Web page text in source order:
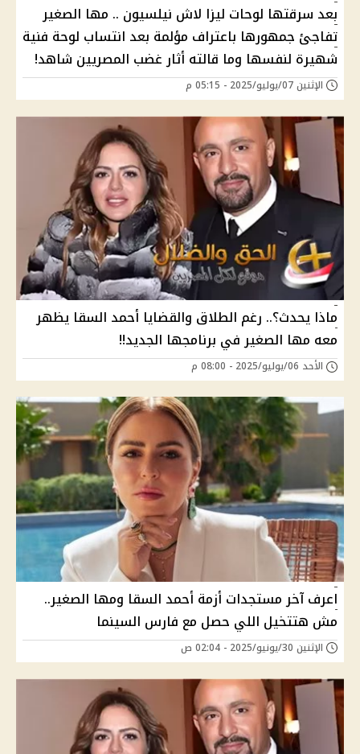
بعد سرقتها لوحات ليزا لاش نيلسيون .. مها الصغير
تفاجئ جمهورها باعتراف مؤلمة بعد انتساب لوحة فنية
شهيرة لنفسها وما قالته أثار غضب المصريين شاهد!
الإثنين 07/يوليو/2025 - 05:15 م
ماذا يحدث؟.. رغم الطلاق والقضايا أحمد السقا يظهر
معه مها الصغير في برنامجها الجديد!!
الأحد 06/يوليو/2025 - 08:00 م
اعرف آخر مستجدات أزمة أحمد السقا ومها الصغير..
مش هتتخيل اللي حصل مع فارس السينما
الإثنين 30/يونيو/2025 - 02:04 ص